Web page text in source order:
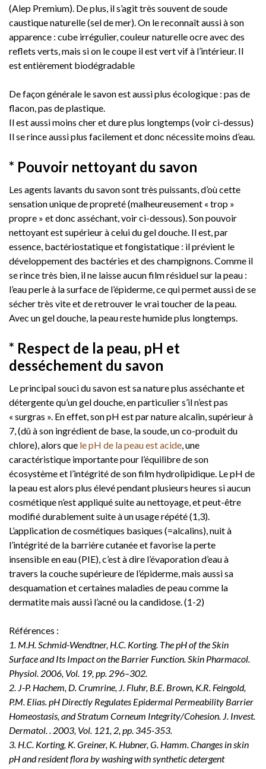
(Alep Premium). De plus, il s’agit très souvent de soude
caustique naturelle (sel de mer). On le reconnaît aussi à son
apparence : cube irrégulier, couleur naturelle ocre avec des
reflets verts, mais si on le coupe il est vert vif à l’intérieur. Il
est entièrement biodégradable
De façon générale le savon est aussi plus écologique : pas de
flacon, pas de plastique.
Il est aussi moins cher et dure plus longtemps (voir ci-dessus)
Il se rince aussi plus facilement et donc nécessite moins d’eau.
* Pouvoir nettoyant du savon
Les agents lavants du savon sont très puissants, d’où cette
sensation unique de propreté (malheureusement « trop »
propre » et donc asséchant, voir ci-dessous). Son pouvoir
nettoyant est supérieur à celui du gel douche. Il est, par
essence, bactériostatique et fongistatique : il prévient le
développement des bactéries et des champignons. Comme il
se rince très bien, il ne laisse aucun film résiduel sur la peau :
l’eau perle à la surface de l’épiderme, ce qui permet aussi de se
sécher très vite et de retrouver le vrai toucher de la peau.
Avec un gel douche, la peau reste humide plus longtemps.
* Respect de la peau, pH et
desséchement du savon
Le principal souci du savon est sa nature plus asséchante et
détergente qu’un gel douche, en particulier s’il n’est pas
« surgras ». En effet, son pH est par nature alcalin, supérieur à
7, (dû à son ingrédient de base, la soude, un co-produit du
chlore), alors que le pH de la peau est acide , une
caractéristique importante pour l’équilibre de son
écosystème et l’intégrité de son film hydrolipidique. Le pH de
la peau est alors plus élevé pendant plusieurs heures si aucun
cosmétique n’est appliqué suite au nettoyage, et peut-être
modifié durablement suite à un usage répété (1,3).
L’application de cosmétiques basiques (=alcalins), nuit à
l’intégrité de la barrière cutanée et favorise la perte
insensible en eau (PIE), c’est à dire l’évaporation d’eau à
travers la couche supérieure de l’épiderme, mais aussi sa
desquamation et certaines maladies de peau comme la
dermatite mais aussi l’acné ou la candidose. (1-2)
Références :
1. M.H. Schmid-Wendtner, H.C. Korting. The pH of the Skin
Surface and Its Impact on the Barrier Function. Skin Pharmacol.
Physiol. 2006, Vol. 19, pp. 296–302.
2. J-P. Hachem, D. Crumrine, J. Fluhr, B.E. Brown, K.R. Feingold,
P.M. Elias. pH Directly Regulates Epidermal Permeability Barrier
Homeostasis, and Stratum Corneum Integrity/Cohesion. J. Invest.
Dermatol. . 2003, Vol. 121, 2, pp. 345-353.
3. H.C. Korting, K. Greiner, K. Hubner, G. Hamm. Changes in skin
pH and resident flora by washing with synthetic detergent